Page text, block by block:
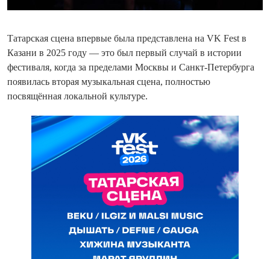
Татарская сцена впервые была представлена на VK Fest в
Казани в 2025 году — это был первый случай в истории
фестиваля, когда за пределами Москвы и Санкт-Петербурга
появилась вторая музыкальная сцена, полностью
посвящённая локальной культуре.